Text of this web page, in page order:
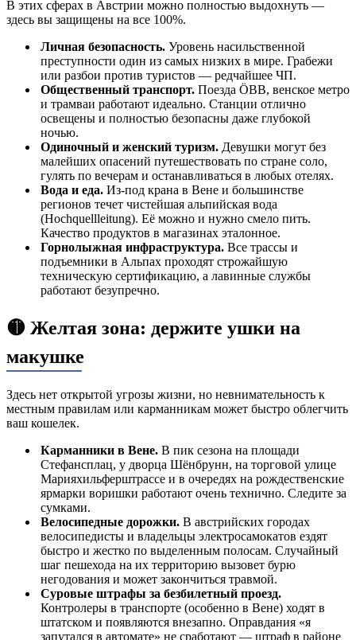
В этих сферах в Австрии можно полностью выдохнуть —
здесь вы защищены на все 100%.
Личная безопасность. Уровень насильственной
преступности один из самых низких в мире. Грабежи
или разбои против туристов — редчайшее ЧП.
Общественный транспорт. Поезда ÖBB, венское метро
и трамваи работают идеально. Станции отлично
освещены и полностью безопасны даже глубокой
ночью.
Одиночный и женский туризм. Девушки могут без
малейших опасений путешествовать по стране соло,
гулять по вечерам и останавливаться в любых отелях.
Вода и еда. Из-под крана в Вене и большинстве
регионов течет чистейшая альпийская вода
(Hochquellleitung). Её можно и нужно смело пить.
Качество продуктов в магазинах эталонное.
Горнолыжная инфраструктура. Все трассы и
подъемники в Альпах проходят строжайшую
техническую сертификацию, а лавинные службы
работают безупречно.
🟡 Желтая зона: держите ушки на
макушке
Здесь нет открытой угрозы жизни, но невнимательность к
местным правилам или карманникам может быстро облегчить
ваш кошелек.
Карманники в Вене. В пик сезона на площади
Стефансплац, у дворца Шёнбрунн, на торговой улице
Марияхильферштрассе и в очередях на рождественские
ярмарки воришки работают очень технично. Следите за
сумками.
Велосипедные дорожки. В австрийских городах
велосипедисты и владельцы электросамокатов ездят
быстро и жестко по выделенным полосам. Случайный
шаг пешехода на их территорию вызовет бурю
негодования и может закончиться травмой.
Суровые штрафы за безбилетный проезд.
Контролеры в транспорте (особенно в Вене) ходят в
штатском и появляются внезапно. Оправдания «я
запутался в автомате» не сработают — штраф в районе